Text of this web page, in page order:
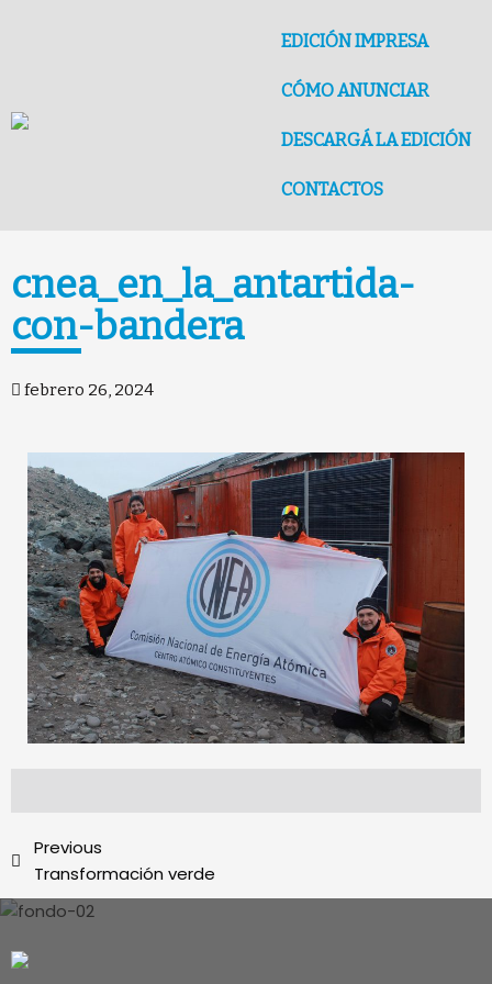
EDICIÓN IMPRESA
CÓMO ANUNCIAR
DESCARGÁ LA EDICIÓN
CONTACTOS
cnea_en_la_antartida-
con-bandera
febrero 26, 2024
Previous
Transformación verde